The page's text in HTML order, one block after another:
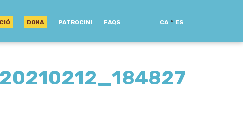
DONA PATROCINI FAQS CA · ES